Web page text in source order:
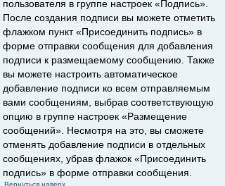
пользователя в группе настроек «Подпись».
После создания подписи вы можете отметить
флажком пункт «Присоединить подпись» в
форме отправки сообщения для добавления
подписи к размещаемому сообщению. Также
вы можете настроить автоматическое
добавление подписи ко всем отправляемым
вами сообщениям, выбрав соответствующую
опцию в группе настроек «Размещение
сообщений». Несмотря на это, вы сможете
отменять добавление подписи в отдельных
сообщениях, убрав флажок «Присоединить
подпись» в форме отправки сообщения.
Вернуться наверх